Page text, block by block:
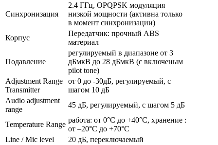
Синхронизация
2.4 ГГц, OPQPSK модуляция
низкой мощности (активна только
в момент синхронизации)
Корпус
Передатчик: прочный ABS
материал
Подавление
регулируемый в диапазоне от 3
дБмкВ до 28 дБмкВ (с включеным
pilot tone)
Adjustment Range
Transmitter
от 0 до -30дБ, регулируемый, с
шагом 10 дБ
Audio adjustment
range
45 дБ, регулируемый, с шагом 5 дБ
Temperature Range
работа: от 0°C до +40°C, хранение :
от –20°C до +70°C
Line / Mic level
20 дБ, переключаемый